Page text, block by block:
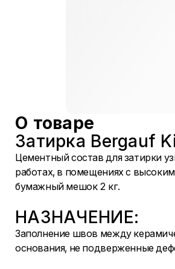
О товаре
Затирка Bergauf
Цементный состав для затирки
работах, в помещениях с
бумажный мешок 2 кг.
НАЗНАЧЕНИЕ:
Заполнение швов между
основания, не подверженные